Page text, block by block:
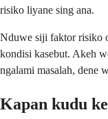
risiko liyane sing ana.
Nduwe siji faktor risiko
kondisi kasebut. Akeh
ngalami masalah, dene
Kapan kudu